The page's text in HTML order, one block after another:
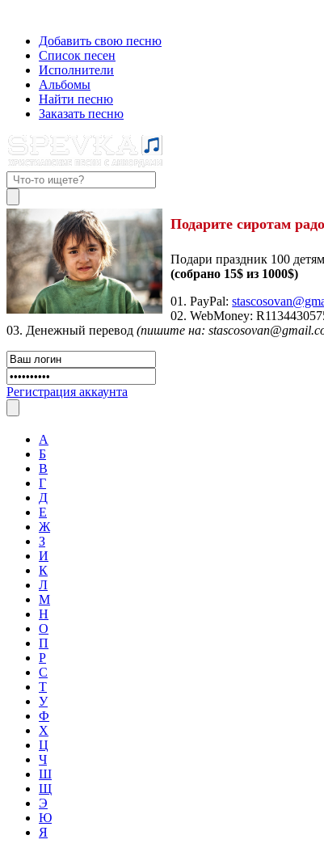
Добавить свою песню
Список песен
Исполнители
Альбомы
Найти песню
Заказать песню
Подарите сиротам
Подари праздник 100
(собрано 15$ из 1000$)
01. PayPal:
02. WebMoney:
03. Денежный перевод (пишите на:
Регистрация аккаунта
А
Б
В
Г
Д
Е
Ж
З
И
К
Л
М
Н
О
П
Р
С
Т
У
Ф
Х
Ц
Ч
Ш
Щ
Э
Ю
Я